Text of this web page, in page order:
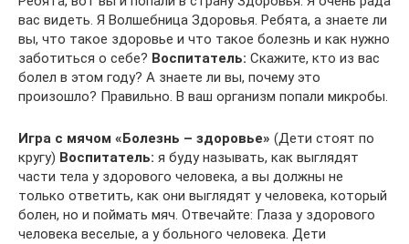
вас видеть. Я Волшебница Здоровья. Ребята, а знаете ли
вы, что такое здоровье и что такое болезнь и как нужно
заботиться о себе? Воспитатель: Скажите, кто из вас
болел в этом году? А знаете ли вы, почему это
произошло? Правильно. В ваш организм попали микробы.
Игра с мячом «Болезнь – здоровье» (Дети стоят по
кругу) Воспитатель: я буду называть, как выглядят
части тела у здорового человека, а вы должны не
только ответить, как они выглядят у человека, который
болен, но и поймать мяч. Отвечайте: Глаза у здорового
человека веселые, а у больного человека. Дети